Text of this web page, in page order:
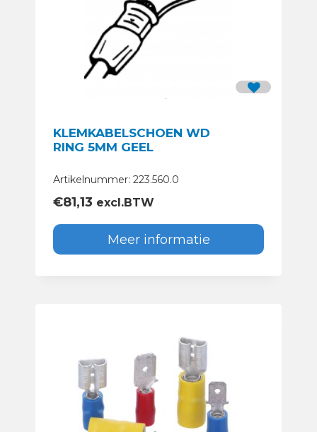
KLEMKABELSCHOEN WD
RING 5MM GEEL
Artikelnummer: 223.560.0
€81,13 excl.BTW
Meer informatie